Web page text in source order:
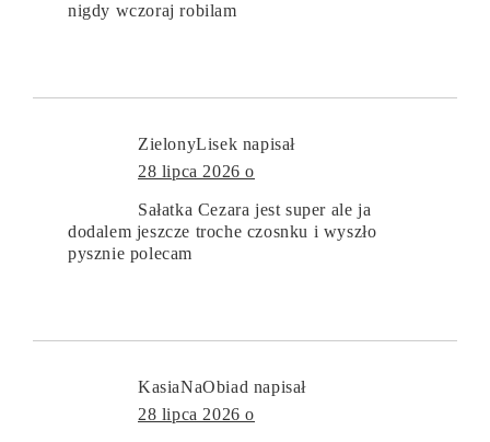
nigdy wczoraj robilam
ZielonyLisek napisał
28 lipca 2026 o
Sałatka Cezara jest super ale ja
dodalem jeszcze troche czosnku i wyszło
pysznie polecam
KasiaNaObiad napisał
28 lipca 2026 o